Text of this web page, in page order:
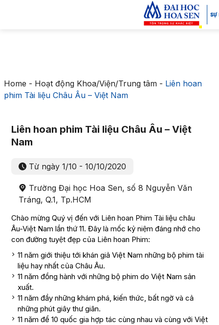
Home - Hoạt động Khoa/Viện/Trung tâm- Liên hoan
phim Tài liệu Châu Âu – Việt Nam
Liên hoan phim Tài liệu Châu Âu – Việt
Nam
Từ ngày 1/10 - 10/10/2020
Trường Đại học Hoa Sen, số 8 Nguyễn Văn
Tráng, Q.1, Tp.HCM
Chào mừng Quý vị đến với Liên hoan Phim Tài liệu châu
Âu-Việt Nam lần thứ 11. Đây là mốc kỷ niệm đáng nhớ cho
con đường tuyệt đẹp của Liên hoan Phim:
11 năm giới thiệu tới khán giả Việt Nam những bộ phim tài
liệu hay nhất của Châu Âu.
11 năm đồng hành với những bộ phim do Việt Nam sản
xuất.
11 năm đầy những khám phá, kiến thức, bất ngờ và cả
những phút giây thư giãn.
11 năm để 10 quốc gia hợp tác cùng nhau và cùng với Việt